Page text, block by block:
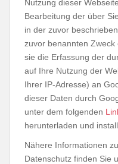
Nutzung dieser
Bearbeitung der über
in der zuvor
zuvor benannten
sie die Erfassung der
auf Ihre Nutzung der
Ihrer IP-Adresse) an
dieser Daten durch
unter dem folgenden
herunterladen und
Nähere Informationen
Datenschutz finden Sie